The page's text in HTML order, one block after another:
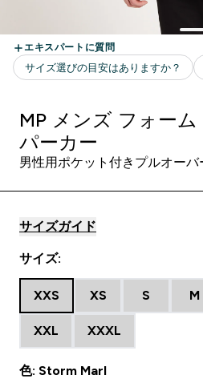
MP メンズ フォー
パーカー
男性用ポケット付きプルオーバ
サイズガイド
サイズ:
XXS XS S M
XXL XXXL
色: Storm Marl